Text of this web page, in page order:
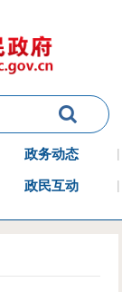
政务动态
政民互动